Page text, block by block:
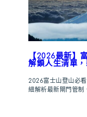
【2026最新】
解鎖人生清單
2026富士山登山必
細解析最新閘門管制